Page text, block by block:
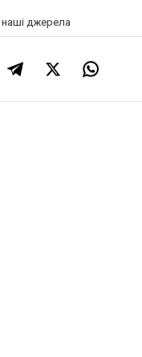
наші джерела